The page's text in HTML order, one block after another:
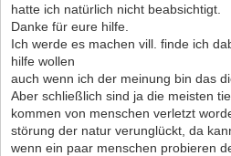
hatte ich natürlich nicht beabsichtigt.
Danke für eure hilfe.
Ich werde es machen vill. finde ich
hilfe wollen
auch wenn ich der meinung bin das
Aber schließlich sind ja die meisten
kommen von menschen verletzt
störung der natur verunglückt, da
wenn ein paar menschen probieren